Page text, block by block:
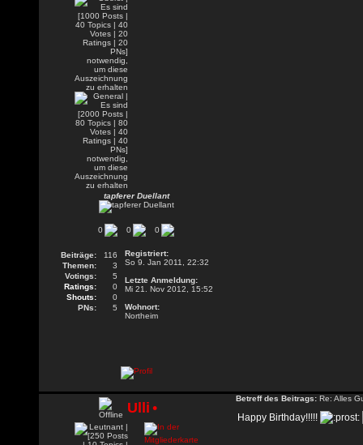
tapferer Duellant
0 0 0
Beiträge:
116
Themen:
3
Votings:
5
Ratings:
0
Shouts:
0
PNs:
5
Registriert:
So 9. Jan 2011, 22:32
Letzte Anmeldung:
Mi 21. Nov 2012, 15:52
Wohnort:
Northeim
Ulli •
Betreff des Beitrags: Re: Alles
Happy Birthday!!!!!